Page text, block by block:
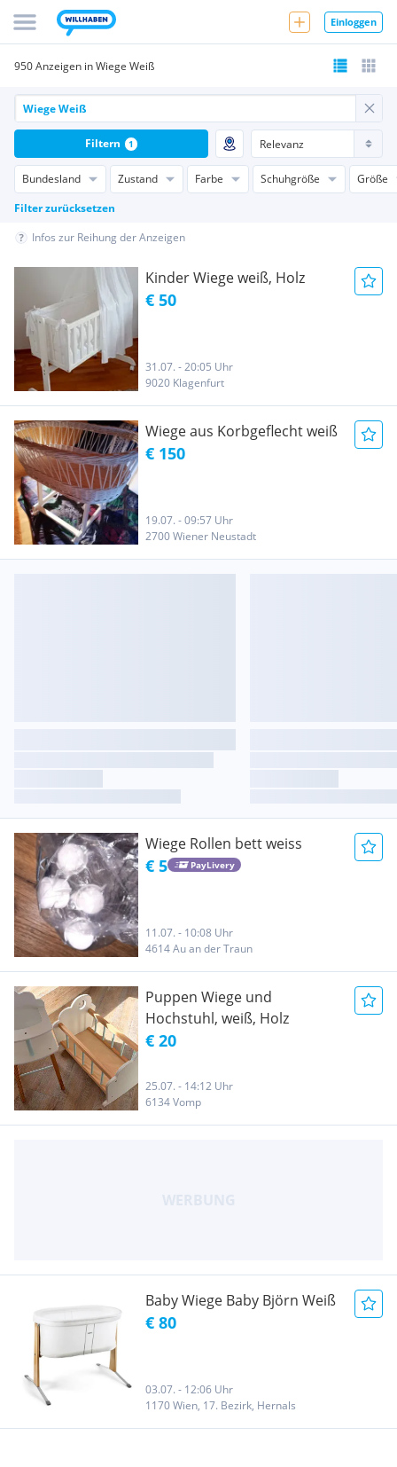
Einloggen
950 Anzeigen in Wiege Weiß
Bundesland Zustand Farbe Schuhgröße
Größe
Filter zurücksetzen
Filtern 1
Infos zur Reihung der Anzeigen
Kinder Wiege weiß, Holz
€ 50
31.07. - 20:05 Uhr
9020 Klagenfurt
Wiege aus Korbgeflecht weiß
€ 150
19.07. - 09:57 Uhr
2700 Wiener Neustadt
Wiege Rollen bett weiss
€ 5 PayLivery
11.07. - 10:08 Uhr
4614 Au an der Traun
Puppen Wiege und
Hochstuhl, weiß, Holz
€ 20
25.07. - 14:12 Uhr
6134 Vomp
Baby Wiege Baby Björn Weiß
€ 80
03.07. - 12:06 Uhr
1170 Wien, 17. Bezirk, Hernals